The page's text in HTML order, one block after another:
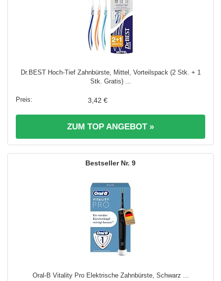
Dr.BEST Hoch-Tief Zahnbürste, Mittel, Vorteilspack (2 Stk. + 1
Stk. Gratis) ...
3,42 €
ZUM TOP ANGEBOT »
9
Oral-B Vitality Pro Elektrische Zahnbürste, Schwarz ...